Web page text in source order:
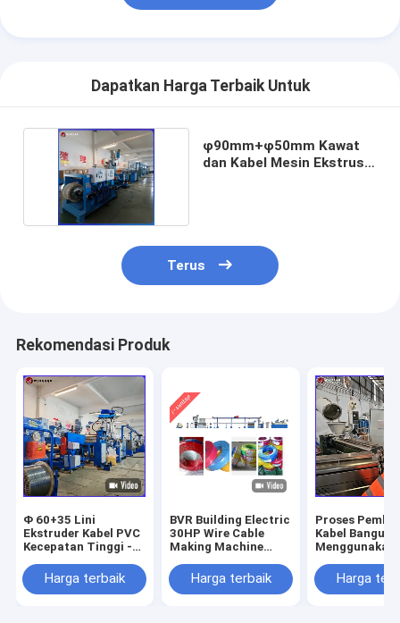
Dapatkan Harga Terbaik Untuk
φ90mm+φ50mm Kawat
dan Kabel Mesin Ekstrusi
Terus
Rekomendasi Produk
Φ 60+35 Lini
Ekstruder Kabel PVC
Kecepatan Tinggi -
200m/Min untuk
Manufaktur Kabel
Harga terbaik
BVR Building Electric
30HP Wire Cable
Making Machine
Harga terbaik
Proses
Kabel
Menggunakan
Harga